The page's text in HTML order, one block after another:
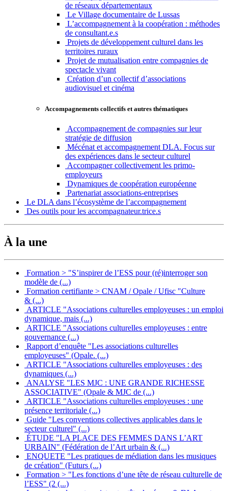
de réseaux départementaux
Le Village documentaire de Lussas
L’accompagnement à la coopération : méthodes
de consultant.e.s
Projets de développement culturel dans les
territoires ruraux
Projet de mutualisation entre compagnies de
spectacle vivant
Création d’un collectif d’associations
audiovisuel et cinéma
Accompagnements collectifs et autres thématiques
Accompagnement de compagnies sur leur
stratégie de diffusion
Mécénat et accompagnement DLA. Focus sur
des expériences dans le secteur culturel
Accompagner collectivement les primo-
employeurs
Dynamiques de coopération européenne
Partenariat associations-entreprises
Le DLA dans l’écosystème de l’accompagnement
Des outils pour les accompagnateur.trice.s
À la une
Formation > "S’inspirer de l’ESS pour (ré)interroger son
modèle de (...)
Formation certifiante > CNAM / Opale / Ufisc "Culture
& (...)
ARTICLE "Associations culturelles employeuses : un emploi
dynamique, mais (...)
ARTICLE "Associations culturelles employeuses : entre
gouvernance (...)
Rapport d’enquête "Les associations culturelles
employeuses" (Opale. (...)
ARTICLE "Associations culturelles employeuses : des
dynamiques (...)
ANALYSE "LES MJC : UNE GRANDE RICHESSE
ASSOCIATIVE" (Opale & MJC de (...)
ARTICLE "Associations culturelles employeuses : une
présence territoriale (...)
Guide "Les conventions collectives applicables dans le
secteur culturel" (...)
ÉTUDE "LA PLACE DES FEMMES DANS L’ART
URBAIN" (Fédération de l’Art urbain & (...)
ENQUETE "Les pratiques de médiation dans les musiques
de création" (Futurs (...)
Formation > "Les fonctions d’une tête de réseau culturelle de
l’ESS" (2 (...)